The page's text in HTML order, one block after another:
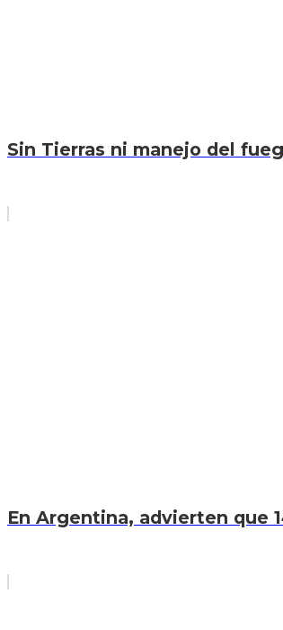
Sin Tierras ni manejo del
En Argentina, advierten que